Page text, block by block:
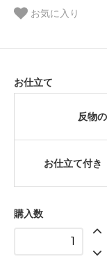
お気に入り
お仕立て
反物
お仕立て付き
購入数